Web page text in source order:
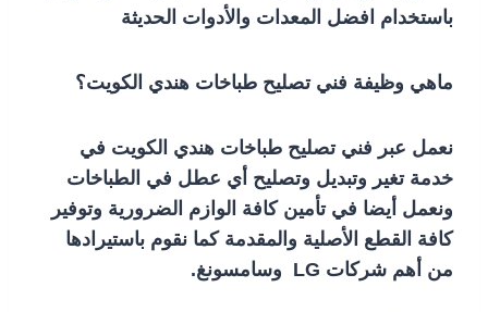
باستخدام افضل المعدات والأدوات الحديثة
ماهي وظيفة فني تصليح طباخات هندي الكويت؟
نعمل عبر فني تصليح طباخات هندي الكويت في
خدمة تغير وتبديل وتصليح أي عطل في الطباخات
ونعمل أيضا في تأمين كافة الوازم الضرورية وتوفير
كافة القطع الأصلية والمقدمة كما نقوم باستيرادها
من أهم شركات LG وسامسونغ.